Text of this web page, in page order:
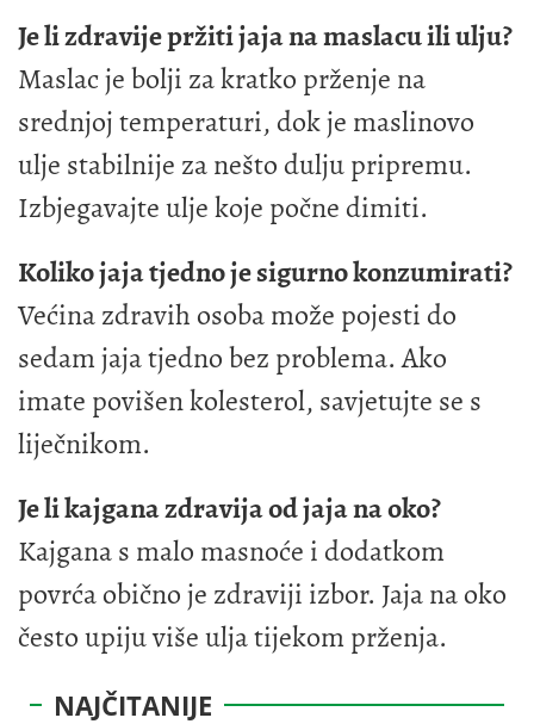
Je li zdravije pržiti jaja na maslacu ili ulju?
Maslac je bolji za kratko prženje na
srednjoj temperaturi, dok je maslinovo
ulje stabilnije za nešto dulju pripremu.
Izbjegavajte ulje koje počne dimiti.
Koliko jaja tjedno je sigurno konzumirati?
Većina zdravih osoba može pojesti do
sedam jaja tjedno bez problema. Ako
imate povišen kolesterol, savjetujte se s
liječnikom.
Je li kajgana zdravija od jaja na oko?
Kajgana s malo masnoće i dodatkom
povrća obično je zdraviji izbor. Jaja na oko
često upiju više ulja tijekom prženja.
NAJČITANIJE